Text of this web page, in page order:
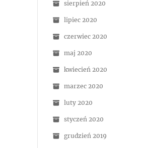
sierpień 2020
lipiec 2020
czerwiec 2020
maj 2020
kwiecień 2020
marzec 2020
luty 2020
styczeń 2020
grudzień 2019